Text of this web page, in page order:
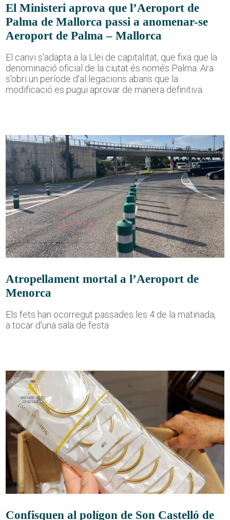
El Ministeri aprova que l’Aeroport de
Palma de Mallorca passi a anomenar-se
Aeroport de Palma – Mallorca
El canvi s'adapta a la Llei de capitalitat, que fixa que la
denominació oficial de la ciutat és només Palma. Ara
s'obri un període d'al·legacions abans que la
modificació es pugui aprovar de manera definitiva.
Atropellament mortal a l’Aeroport de
Menorca
Els fets han ocorregut passades les 4 de la matinada,
a tocar d'una sala de festa
Confisquen al polígon de Son Castelló de